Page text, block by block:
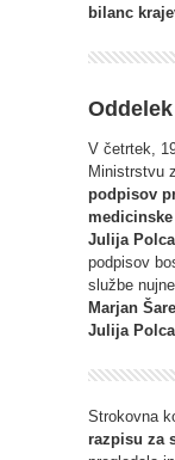
bilanc
V četrtek,
Ministrstvu
podpisov
Julija
podpisov
službe
Marjan
Julija
Strokovna
razpisu za